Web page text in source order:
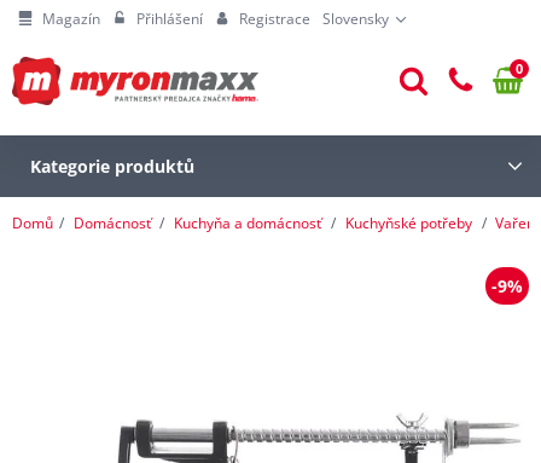
Magazín Přihlášení Registrace Slovensky
0
Kategorie produktů
Domů Domácnosť Kuchyňa a domácnosť Kuchyňské potřeby Vaření
-9%